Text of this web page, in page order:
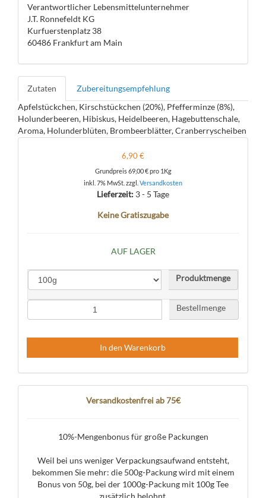
Verantwortlicher Lebensmittelunternehmer
J.T. Ronnefeldt KG
Kurfuerstenplatz 38
60486 Frankfurt am Main
Zutaten
Zubereitungsempfehlung
Apfelstückchen, Kirschstückchen (20%), Pfefferminze (8%),
Holunderbeeren, Hibiskus, Heidelbeeren, Hagebuttenschale,
Aroma, Holunderblüten, Brombeerblätter, Cranberryscheiben
6,90 €
Grundpreis69,00 €pro 1Kg
inkl. 7% MwSt. zzgl. Versandkosten
Lieferzeit: 3 - 5 Tage
Keine Gratiszugabe
AUF LAGER
Produktmenge
Bestellmenge
In den Warenkorb
Versandkostenfrei ab 75€
10%-Mengenbonus für große Packungen
Weil bei uns weniger Verpackungsaufwand entsteht,
bekommen Sie mehr: die 500g-Packung wird mit einem
Bonus von 50g, bei der 1000g-Packung mit 100g Tee
zusätzlich belohnt.